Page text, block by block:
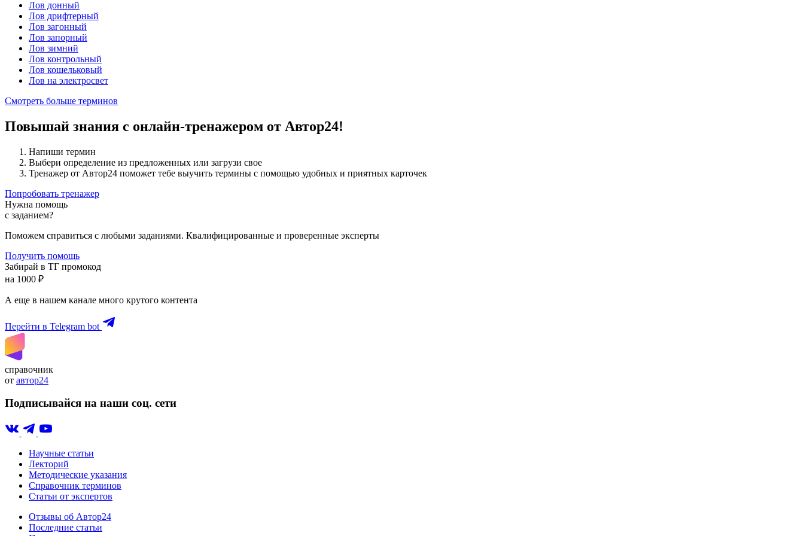
Лов донный
Лов дрифтерный
Лов загонный
Лов запорный
Лов зимний
Лов контрольный
Лов кошельковый
Лов на электросвет
Смотреть больше терминов
Повышай знания с онлайн-тренажером от Автор24!
Напиши термин
Выбери определение из предложенных или загрузи свое
Тренажер от Автор24 поможет тебе выучить термины с помощью удобных и приятных карточек
Попробовать тренажер
Нужна помощь
с заданием?
Поможем справиться с любыми заданиями. Квалифицированные и проверенные эксперты
Получить помощь
Забирай в ТГ промокод
на 1000 ₽
А еще в нашем канале много крутого контента
Перейти в Telegram bot
справочник
от автор24
Подписывайся на наши соц. сети
Научные статьи
Лекторий
Методические указания
Справочник терминов
Статьи от экспертов
Отзывы об Автор24
Последние статьи